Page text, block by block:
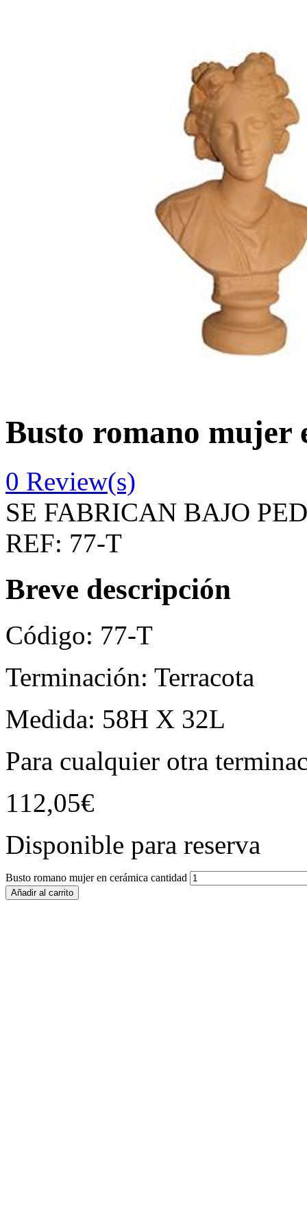
Busto romano mujer
0 Review(s)
SE FABRICAN BAJO
REF: 77-T
Breve descripción
Código: 77-T
Terminación: Terracota
Medida: 58H X 32L
Para cualquier otra
112,05€
Disponible para reserva
Busto romano mujer en cerámica cantidad
Añadir al carrito